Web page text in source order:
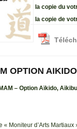
la copie du
la copie de
OPTION
– Option Aïkido,
Moniteur d’Arts